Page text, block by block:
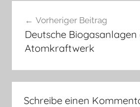
Vorheriger Beitrag
Deutsche Biogasanlagen
Atomkraftwerk
Schreibe einen